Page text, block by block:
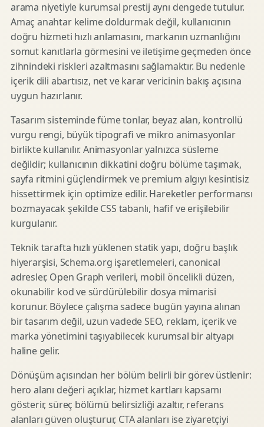
arama niyetiyle kurumsal prestij aynı dengede tutulur.
Amaç anahtar kelime doldurmak değil, kullanıcının
doğru hizmeti hızlı anlamasını, markanın uzmanlığını
somut kanıtlarla görmesini ve iletişime geçmeden önce
zihnindeki riskleri azaltmasını sağlamaktır. Bu nedenle
içerik dili abartısız, net ve karar vericinin bakış açısına
uygun hazırlanır.
Tasarım sisteminde füme tonlar, beyaz alan, kontrollü
vurgu rengi, büyük tipografi ve mikro animasyonlar
birlikte kullanılır. Animasyonlar yalnızca süsleme
değildir; kullanıcının dikkatini doğru bölüme taşımak,
sayfa ritmini güçlendirmek ve premium algıyı kesintisiz
hissettirmek için optimize edilir. Hareketler performansı
bozmayacak şekilde CSS tabanlı, hafif ve erişilebilir
kurgulanır.
Teknik tarafta hızlı yüklenen statik yapı, doğru başlık
hiyerarşisi, Schema.org işaretlemeleri, canonical
adresler, Open Graph verileri, mobil öncelikli düzen,
okunabilir kod ve sürdürülebilir dosya mimarisi
korunur. Böylece çalışma sadece bugün yayına alınan
bir tasarım değil, uzun vadede SEO, reklam, içerik ve
marka yönetimini taşıyabilecek kurumsal bir altyapı
haline gelir.
Dönüşüm açısından her bölüm belirli bir görev üstlenir:
hero alanı değeri açıklar, hizmet kartları kapsamı
gösterir, süreç bölümü belirsizliği azaltır, referans
alanları güven oluşturur, CTA alanları ise ziyaretçiyi